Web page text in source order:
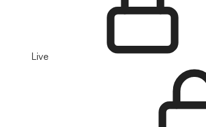
Live